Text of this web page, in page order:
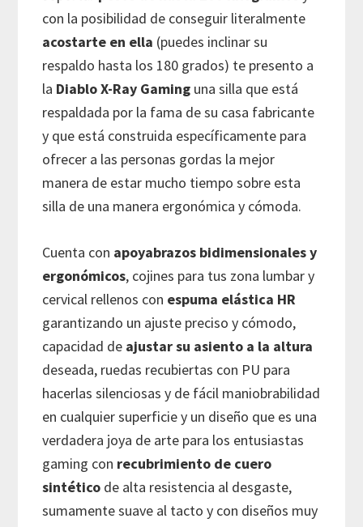
con la posibilidad de conseguir literalmente
acostarte en ella (puedes inclinar su
respaldo hasta los 180 grados) te presento a
la Diablo X-Ray Gaming una silla que está
respaldada por la fama de su casa fabricante
y que está construida específicamente para
ofrecer a las personas gordas la mejor
manera de estar mucho tiempo sobre esta
silla de una manera ergonómica y cómoda.
Cuenta con apoyabrazos bidimensionales y
ergonómicos, cojines para tus zona lumbar y
cervical rellenos con espuma elástica HR
garantizando un ajuste preciso y cómodo,
capacidad de ajustar su asiento a la altura
deseada, ruedas recubiertas con PU para
hacerlas silenciosas y de fácil maniobrabilidad
en cualquier superficie y un diseño que es una
verdadera joya de arte para los entusiastas
gaming con recubrimiento de cuero
sintético de alta resistencia al desgaste,
sumamente suave al tacto y con diseños muy